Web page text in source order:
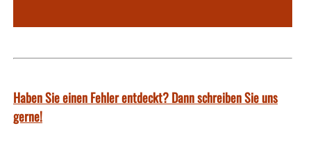
Haben Sie einen Fehler entdeckt? Dann schreiben Sie uns
gerne!